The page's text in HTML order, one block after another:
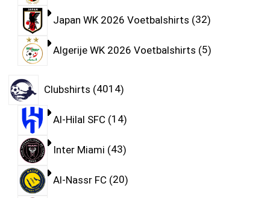
Japan WK 2026 Voetbalshirts 32
Algerije WK 2026 Voetbalshirts 5
Clubshirts 4014
Al-Hilal SFC 14
Inter Miami 43
Al-Nassr FC 20